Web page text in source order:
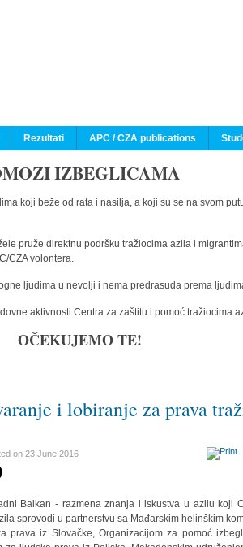
Rezultati APC / CZA publications
IZBEGLICAMA
koji beže od rata i nasilja, a koji su se na svom
pruže direktnu podršku tražiocima azila i
CZA volontera.
ljudima u nevolji i nema predrasuda prema
aktivnosti Centra za zaštitu i pomoć tražiocima
OČEKUJEMO TE!
i lobiranje za prava
on23 June 2016
Balkan - razmena znanja i iskustva u azilu koji
sprovodi u partnerstvu sa Mađarskim helinškim
prava iz Slovačke, Organizacijom za pomoć